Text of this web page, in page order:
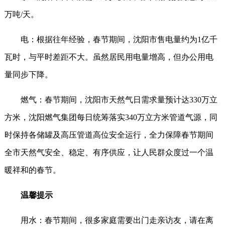
万吨/天。
电：根据往年经验，春节期间，沈阳市售电量约为1亿千
瓦时，与平时差距不大。虽然居民用电量增高，但办公用电
量同步下降。
燃气：春节期间，沈阳市天然气日需求量预计达330万立
方米，沈阳燃气集团每日统筹落实340万立方米管道气源，同
时保持各储罐及高压管道高位安全运行，全力保障春节期间
全市天然气安全、稳定、有序供应，让人民群众度过一个温
暖祥和的春节。
温馨提示
用水：春节期间，很多家庭需要出门走亲访友，请在离